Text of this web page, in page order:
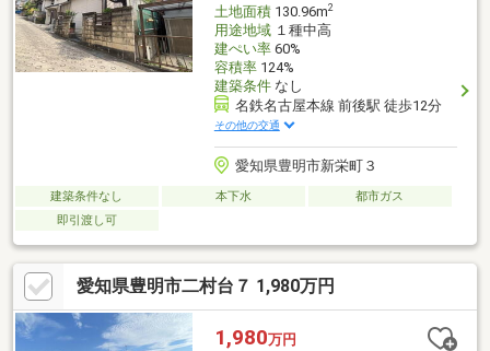
土地面積130.96m2
用途地域１種中高
建ぺい率60%
容積率124%
建築条件なし
名鉄名古屋本線 前後駅 徒歩12分
その他の交通
愛知県豊明市新栄町３
建築条件なし 本下水
都市ガス
即引渡し可
愛知県豊明市二村台７ 1,980万円
1,980万円